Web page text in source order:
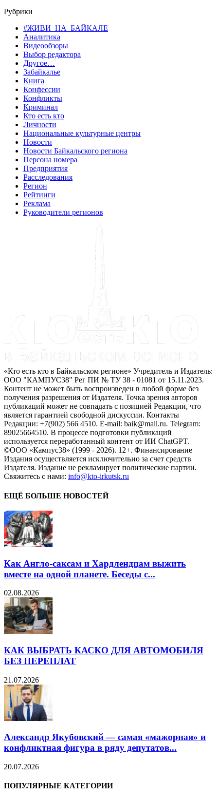
Рубрики
#ЖИВИ_НА_БАЙКАЛЕ
Аналитика
Видеообзоры
Выбор редактора
Другое…
Забайкалье
Книга
Конфессии
Конфликты
Криминал
Кто есть кто
Личности
Национальные культурные центры
Новости
Новости Байкальского региона
Персона номера
Предприятия
Расследования
Регион
Рейтинги
Реклама
Руководители регионов
«Кто есть кто в Байкальском регионе» Учредитель и Издатель:
ООО "КАМПУС38" Рег ПИ № ТУ 38 - 01081 от 15.11.2023.
Контент не может быть воспроизведен в любой форме без
получения разрешения от Издателя. Точка зрения авторов
публикаций может не совпадать с позицией Редакции, что
является гарантией свободной дискуссии. Контакты
Редакции: +7(902) 566 4510. E-mail: baik@mail.ru. Telegram:
89025664510. В процессе подготовки публикаций
используется переработанный контент от ИИ ChatGPT.
©ООО «Кампус38» (1999 - 2026). 12+. Финансирование
Издания осуществляется исключительно за счет средств
Издателя. Издание не рекламирует политические партии.
Свяжитесь с нами: info@kto-irkutsk.ru
ЕЩЁ БОЛЬШЕ НОВОСТЕЙ
Как Англо-саксам и Хардлендцам выжить
вместе на одной планете. Беседы с...
02.08.2026
КАК ВЫБРАТЬ КАСКО ДЛЯ АВТОМОБИЛЯ
БЕЗ ПЕРЕПЛАТ
21.07.2026
Александр Якубовский — самая «мажорная» и
конфликтная фигура в ряду депутатов...
20.07.2026
ПОПУЛЯРНЫЕ КАТЕГОРИИ